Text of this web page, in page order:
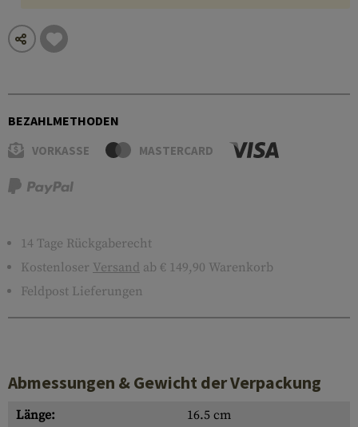
BEZAHLMETHODEN
VORKASSE MASTERCARD
14 Tage Rückgaberecht
Kostenloser Versand ab € 149,90 Warenkorb
Feldpost Lieferungen
Abmessungen & Gewicht der Verpackung
Länge:
16.5 cm